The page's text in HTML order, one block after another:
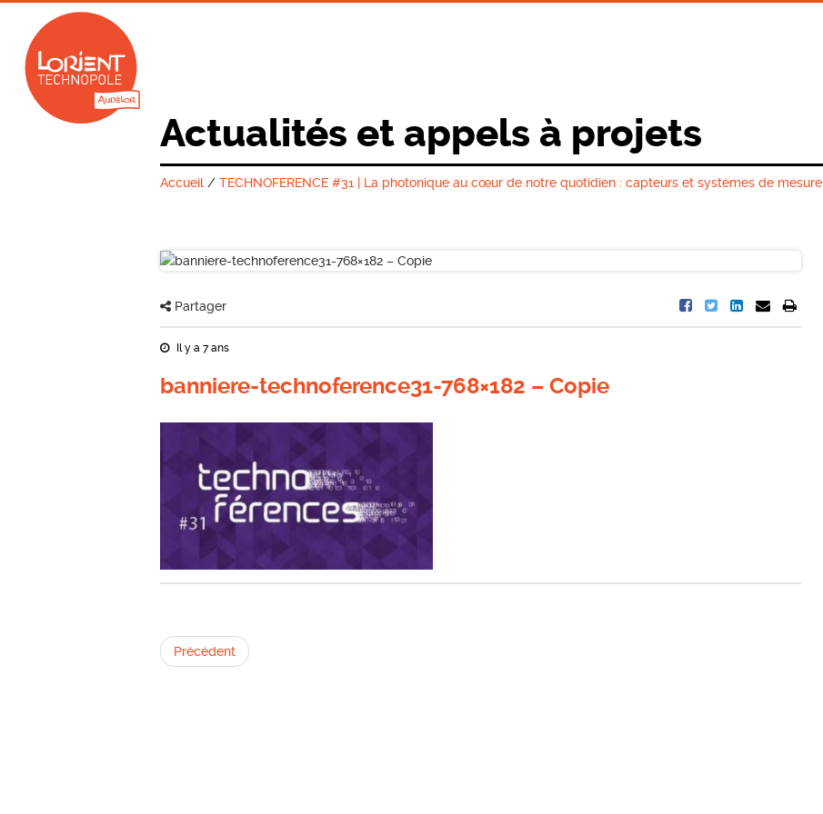
Actualités et appels à projets
Accueil /TECHNOFERENCE #31 | La photonique au cœur de notre quotidien : capteurs et systèmes de mesure
Partager
Il y a 7 ans
banniere-technoference31-768×182 – Copie
Précédent